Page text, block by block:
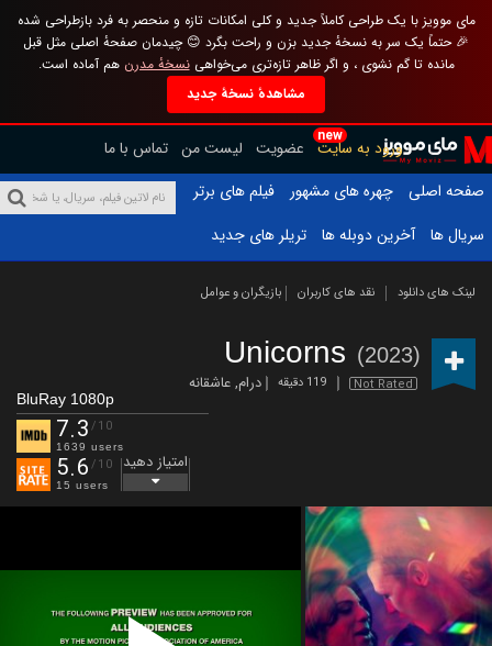
مای موویز با یک طراحی کاملاً جدید و کلی امکانات تازه و منحصر به فرد بازطراحی شده
🎉 حتماً یک سر به نسخهٔ جدید بزن و راحت بگرد 😊 چیدمان صفحهٔ اصلی مثل قبل
مانده تا گم نشوی ، و اگر ظاهر تازه‌تری می‌خواهینسخهٔ مدرن هم آماده است.
مشاهدهٔ نسخهٔ جدید
new
ورود به سایت عضویت لیست من تماس با ما
صفحه اصلی
چهره های مشهور
فیلم های برتر
سریال ها
آخرین دوبله ها تریلر های جدید
لینک های دانلود نقد های کاربران بازیگران و عوامل
Unicorns (2023)
Not Rated 119 دقیقه درام,عاشقانه
BluRay 1080p
7.3 /10
1639 users
5.6 /10
15 users
امتیاز دهید